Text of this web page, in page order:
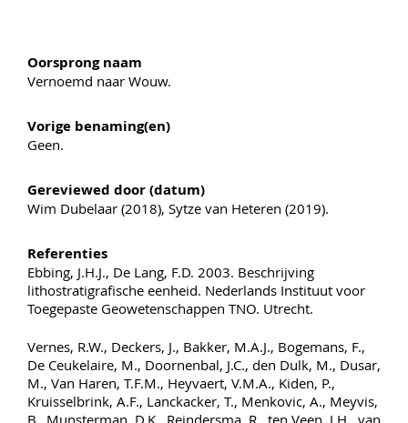
Oorsprong naam
Vernoemd naar Wouw.
Vorige benaming(en)
Geen.
Gereviewed door (datum)
Wim Dubelaar (2018), Sytze van Heteren (2019).
Referenties
Ebbing, J.H.J., De Lang, F.D. 2003. Beschrijving
lithostratigrafische eenheid. Nederlands Instituut voor
Toegepaste Geowetenschappen TNO. Utrecht.
Vernes, R.W., Deckers, J., Bakker, M.A.J., Bogemans, F.,
De Ceukelaire, M., Doornenbal, J.C., den Dulk, M., Dusar,
M., Van Haren, T.F.M., Heyvaert, V.M.A., Kiden, P.,
Kruisselbrink, A.F., Lanckacker, T., Menkovic, A., Meyvis,
B., Munsterman, D.K., Reindersma, R., ten Veen, J.H., van